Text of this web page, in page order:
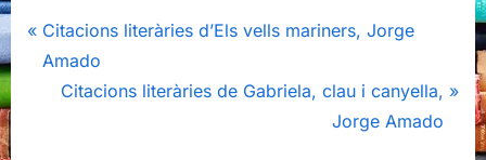
Navegació
d'entrades
P
r
Citacions literàries d’Els vells mariners, Jorge
Amado
N
Citacions literàries de Gabriela, clau i canyella,
Jorge Amado